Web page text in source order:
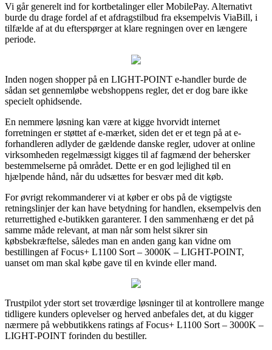
Vi går generelt ind for kortbetalinger eller MobilePay. Alternativt
burde du drage fordel af et afdragstilbud fra eksempelvis ViaBill, i
tilfælde af at du efterspørger at klare regningen over en længere
periode.
Inden nogen shopper på en LIGHT-POINT e-handler burde de
sådan set gennemløbe webshoppens regler, det er dog bare ikke
specielt ophidsende.
En nemmere løsning kan være at kigge hvorvidt internet
forretningen er støttet af e-mærket, siden det er et tegn på at e-
forhandleren adlyder de gældende danske regler, udover at online
virksomheden regelmæssigt kigges til af fagmænd der behersker
bestemmelserne på området. Dette er en god lejlighed til en
hjælpende hånd, når du udsættes for besvær med dit køb.
For øvrigt rekommanderer vi at køber er obs på de vigtigste
retningslinjer der kan have betydning for handlen, eksempelvis den
returrettighed e-butikken garanterer. I den sammenhæng er det på
samme måde relevant, at man når som helst sikrer sin
købsbekræftelse, således man en anden gang kan vidne om
bestillingen af Focus+ L1100 Sort – 3000K – LIGHT-POINT,
uanset om man skal købe gave til en kvinde eller mand.
Trustpilot yder stort set troværdige løsninger til at kontrollere mange
tidligere kunders oplevelser og herved anbefales det, at du kigger
nærmere på webbutikkens ratings af Focus+ L1100 Sort – 3000K –
LIGHT-POINT forinden du bestiller.